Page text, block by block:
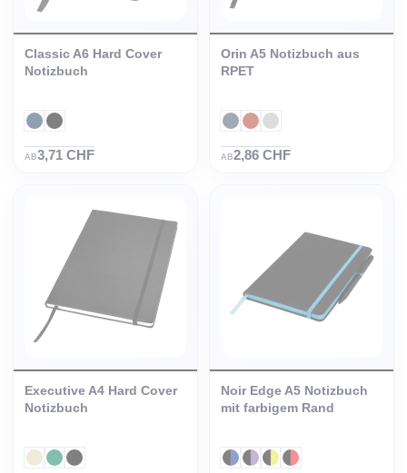
Classic A6 Hard Cover
Notizbuch
AB3,71 CHF
Orin A5 Notizbuch aus
RPET
AB2,86 CHF
Executive A4 Hard Cover
Notizbuch
Noir Edge A5 Notizbuch
mit farbigem Rand